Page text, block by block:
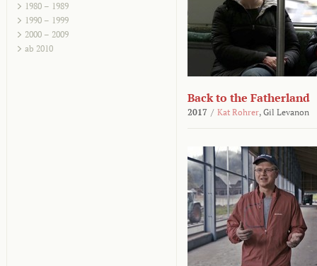
1980 – 1989
1990 – 1999
2000 – 2009
ab 2010
Back to the Fatherland
2017 / Kat Rohrer, Gil Levanon